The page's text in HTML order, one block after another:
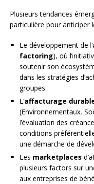
Plusieurs tendances
particulière pour anticiper
Le développement de l’
factoring), où
soutenir son
dans les stratégies
groupes
L’affacturage
(Environnementaux,
l’évaluation des
conditions
une démarche de
Les marketplaces
plusieurs factors sur
aux entreprises de